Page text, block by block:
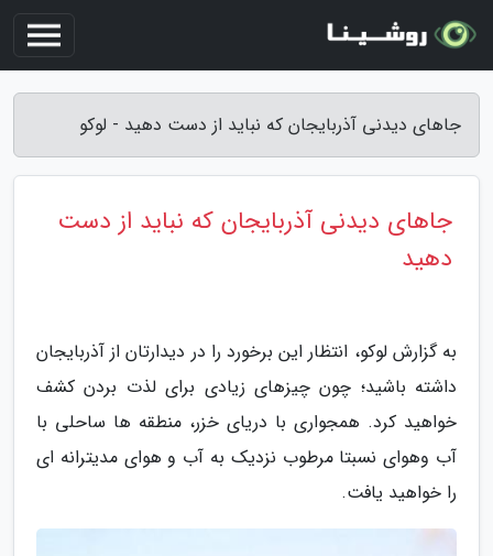
جاهای دیدنی آذربایجان که نباید از دست دهید - لوکو
جاهای دیدنی آذربایجان که نباید از دست
دهید
به گزارش لوکو، انتظار این برخورد را در دیدارتان از آذربایجان
داشته باشید؛ چون چیزهای زیادی برای لذت بردن کشف
خواهید کرد. همجواری با دریای خزر، منطقه ها ساحلی با
آب وهوای نسبتا مرطوب نزدیک به آب و هوای مدیترانه ای
را خواهید یافت.